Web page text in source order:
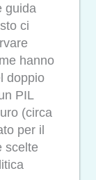
guida
ci
hanno
doppio
PIL
(circa
per il
scelte